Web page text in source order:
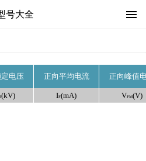
号大全
电压 正向平均电流 正向峰值
(kV) IF(mA) VFM(V)